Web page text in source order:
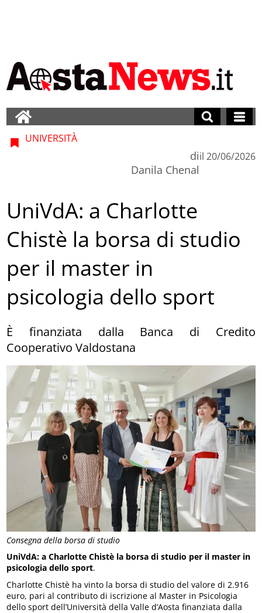
Consegna della borsa di studio
UNIVERSITÀ
di
Danila Chenal
il 20/06/2026
UniVdA: a Charlotte
Chistè la borsa di studio
per il master in
psicologia dello sport
È finanziata dalla Banca di Credito
Cooperativo Valdostana
UniVdA: a Charlotte Chistè la borsa di studio per il master in
psicologia dello sport.
Charlotte Chistè ha vinto la borsa di studio del valore di 2.916
euro, pari al contributo di iscrizione al Master in Psicologia
dello sport dell’Università della Valle d’Aosta finanziata dalla